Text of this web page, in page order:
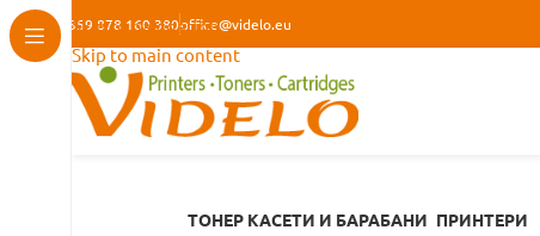
Skip to navigation
Skip to main content
+359 878 160 380office@videlo.eu
ТОНЕР КАСЕТИ И БАРАБАНИ ПРИНТЕРИ